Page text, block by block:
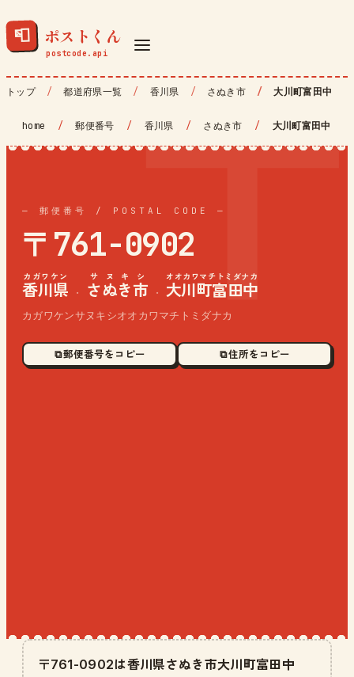
📮 ポストくん
トップ 都道府県一覧 香川県 さぬき市 大川町富田中
home / 郵便番号 / 香川県 / さぬき市 / 大川町富田中
— 郵便番号 / POSTAL CODE —
〒761-0902
香川県
カガワケン
· さぬき市
サヌキシ
· 大川町富田中
オオカワマチトミダナカ
カガワケンサヌキシオオカワマチトミダナカ
⧉ 郵便番号をコピー ⧉ 住所をコピー
〒761-0902は香川県さぬき市大川町富田中